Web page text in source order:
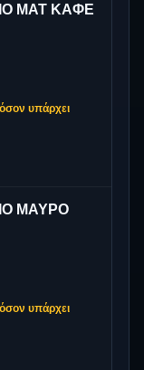
ΜΑΤ ΚΑΦΕ
υπάρχει
ΜΑΥΡΟ
υπάρχει